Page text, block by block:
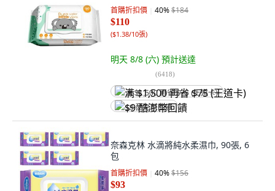
首購折扣價 40%$184
$110
($1.38/10張)
明天 8/8 (六) 預計送達
(6418)
满 $1,500 再省 $75 (王道卡)
$9 酷澎幣回饋
奈森克林 水滴將純水柔濕巾, 90張, 6
包
首購折扣價 40%$156
$93